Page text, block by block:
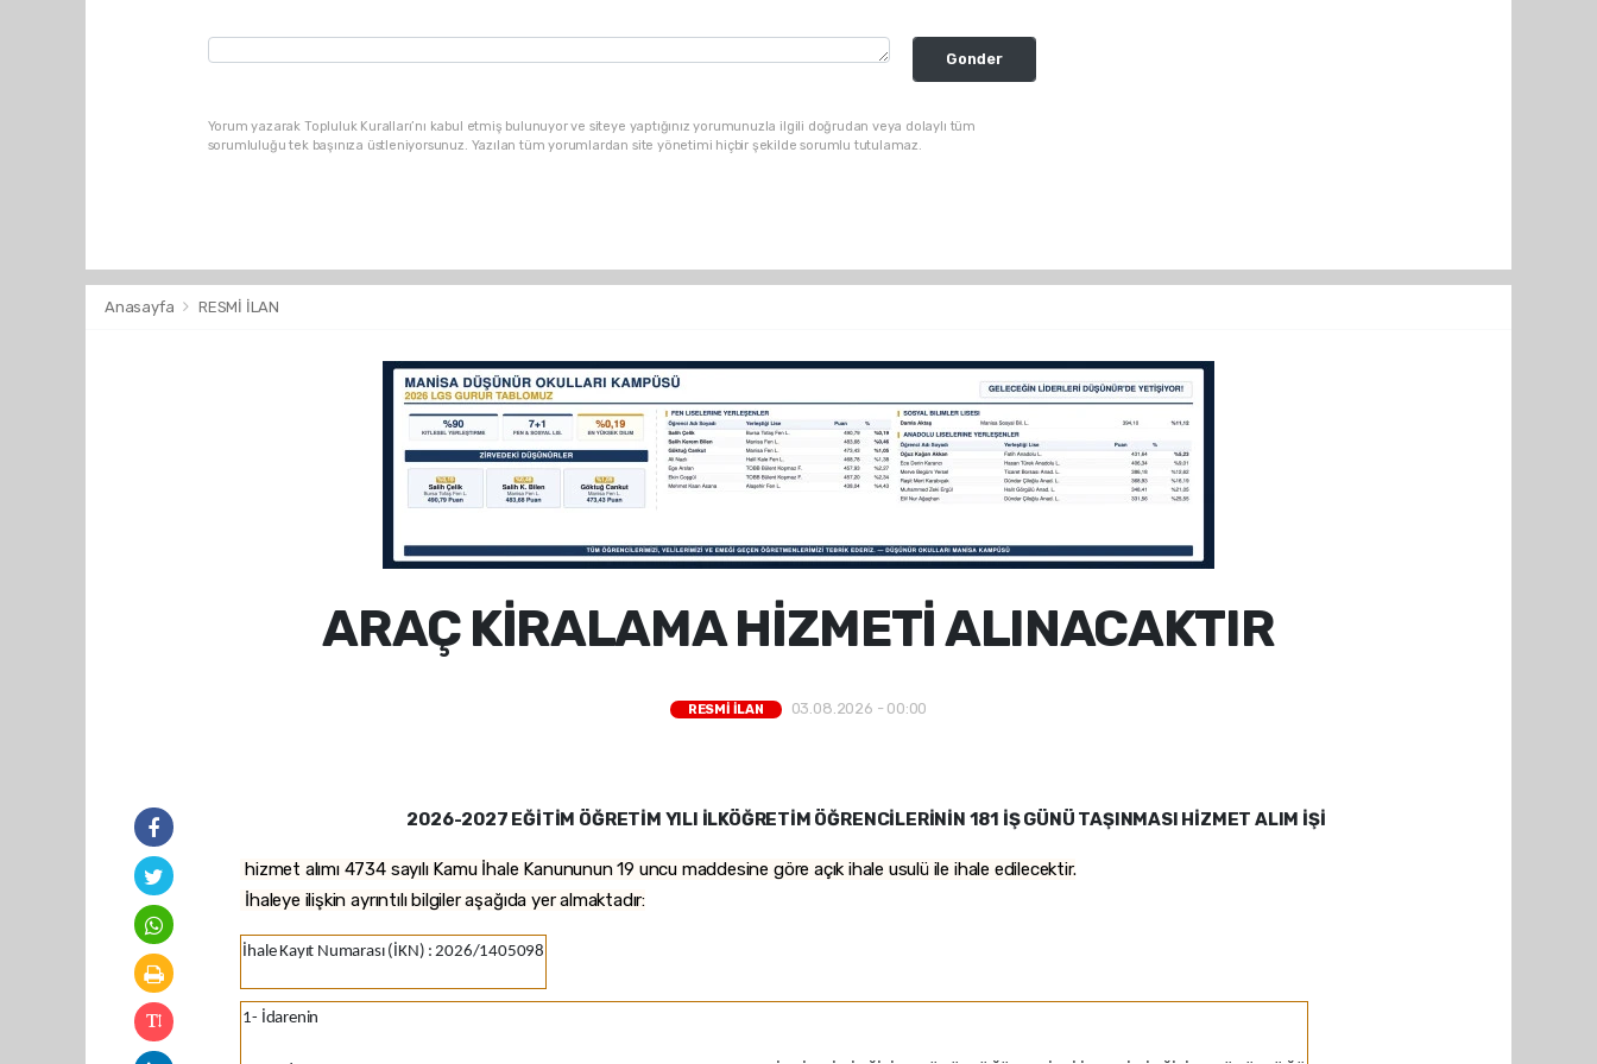
Gonder
Yorum yazarak Topluluk Kuralları’nı kabul etmiş bulunuyor ve siteye yaptığınız yorumunuzla ilgili doğrudan veya dolaylı tüm
sorumluluğu tek başınıza üstleniyorsunuz. Yazılan tüm yorumlardan site yönetimi hiçbir şekilde sorumlu tutulamaz.
Anasayfa RESMİ İLAN
ARAÇ KİRALAMA HİZMETİ ALINACAKTIR
RESMİ İLAN 03.08.2026 - 00:00
2026-2027 EĞİTİM ÖĞRETİM YILI İLKÖĞRETİM ÖĞRENCİLERİNİN 181 İŞ GÜNÜ TAŞINMASI HİZMET ALIM İŞİ
hizmet alımı 4734 sayılı Kamu İhale Kanununun 19 uncu maddesine göre açık ihale usulü ile ihale edilecektir.
İhaleye ilişkin ayrıntılı bilgiler aşağıda yer almaktadır:
İhale Kayıt Numarası (İKN) : 2026/1405098
1- İdarenin